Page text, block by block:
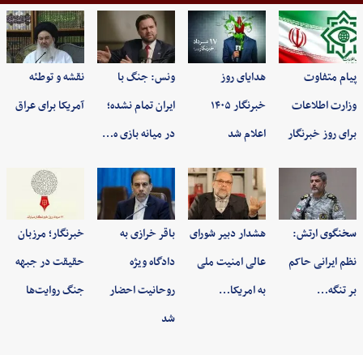
پیام متفاوت
وزارت اطلاعات
برای روز خبرنگار
هدایای روز
خبرنگار ۱۴۰۵
اعلام شد
ونس: جنگ با
ایران تمام نشده؛
در میانه بازی ه…
نقشه و توطئه
آمریکا برای عراق
سخنگوی ارتش:
نظم ایرانی حاکم
بر تنگه…
هشدار دبیر شورای
عالی امنیت ملی
به امریکا…
باقر خرازی به
دادگاه ویژه
روحانیت احضار
شد
خبرنگار؛ مرزبان
حقیقت در جبهه
جنگ روایت‌ها